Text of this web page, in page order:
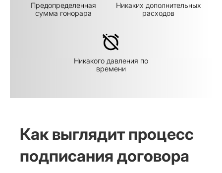
Предопределенная
сумма гонорара
Никаких дополнительных
расходов
Никакого давления по
времени
Как выглядит процесс
подписания договора